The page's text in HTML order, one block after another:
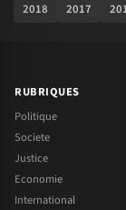
2018
2017
RUBRIQUES
Politique
Societe
Justice
Economie
International